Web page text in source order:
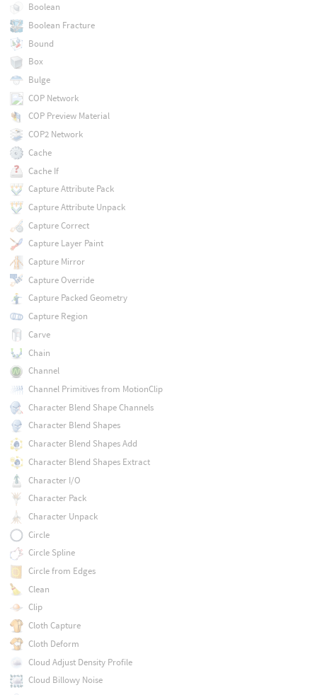
Boolean
Boolean Fracture
Bound
Box
Bulge
COP Network
COP Preview Material
COP2 Network
Cache
Cache If
Capture Attribute Pack
Capture Attribute Unpack
Capture Correct
Capture Layer Paint
Capture Mirror
Capture Override
Capture Packed Geometry
Capture Region
Carve
Chain
Channel
Channel Primitives from MotionClip
Character Blend Shape Channels
Character Blend Shapes
Character Blend Shapes Add
Character Blend Shapes Extract
Character I/O
Character Pack
Character Unpack
Circle
Circle Spline
Circle from Edges
Clean
Clip
Cloth Capture
Cloth Deform
Cloud Adjust Density Profile
Cloud Billowy Noise